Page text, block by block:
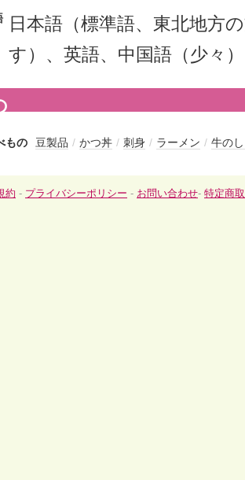
日本語（標準語、東北地方
す）、英語、中国語（少々）
もの 豆製品 / かつ丼 / 刺身 / ラーメン / 牛の
約 - プライバシーポリシー - お問い合わせ- 特定商